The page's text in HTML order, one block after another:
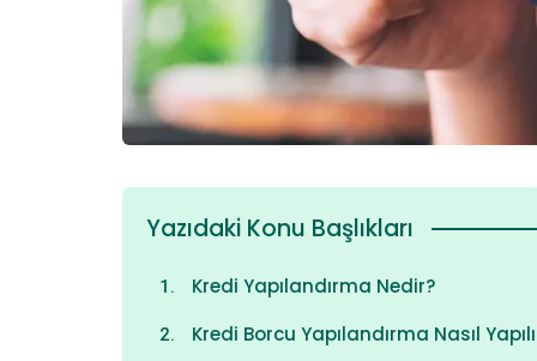
Yazıdaki Konu Başlıkları
Kredi Yapılandırma Nedir?
Kredi Borcu Yapılandırma Nasıl